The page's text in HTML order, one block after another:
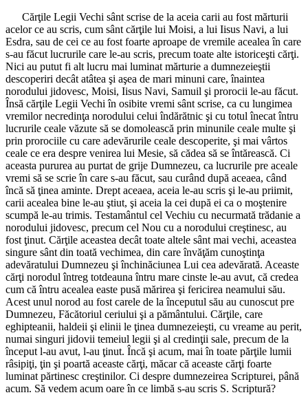
Cărţile Legii Vechi sânt scrise de la aceia carii au fost mărturii
acelor ce au scris, cum sânt cărţile lui Moisi, a lui Iisus Navi, a lui
Esdra, sau de cei ce au fost foarte aproape de vremile acealea în care
s-au făcut lucrurile care le-au scris, precum toate alte istoriceşti cărţi.
Nici au putut fi alt lucru mai luminat mărturie a dumnezeieştii
descoperiri decât atâtea şi aşea de mari minuni care, înaintea
norodului jidovesc, Moisi, Iisus Navi, Samuil şi prorocii le-au făcut.
Însă cărţile Legii Vechi în osibite vremi sânt scrise, ca cu lungimea
vremilor necredinţa norodului celui îndărătnic şi cu totul înecat întru
lucrurile ceale văzute să se domolească prin minunile ceale multe şi
prin prorociile cu care adevărurile ceale descoperite, şi mai vârtos
ceale ce era despre venirea lui Mesie, să cădea să se întărească. Ci
aceasta pururea au purtat de grije Dumnezeu, ca lucrurile pre aceale
vremi să se scrie în care s-au făcut, sau curând după aceaea, când
încă să ţinea aminte. Drept aceaea, aceia le-au scris şi le-au priimit,
carii acealea bine le-au ştiut, şi aceia la cei după ei ca o moştenire
scumpă le-au trimis. Testamântul cel Vechiu cu necurmată trădanie a
norodului jidovesc, precum cel Nou cu a norodului creştinesc, au
fost ţinut. Cărţile aceastea decât toate altele sânt mai vechi, aceastea
singure sânt din toată vechimea, din care învăţăm cunoştinţa
adevăratului Dumnezeu şi închinăciunea Lui cea adevărată. Aceaste
cărţi norodul întreg totdeauna întru mare cinste le-au avut, că credea
cum că întru acealea easte pusă mărirea şi fericirea neamului său.
Acest unul norod au fost carele de la începutul său au cunoscut pre
Dumnezeu, Făcătoriul ceriului şi a pământului. Cărţile, care
eghipteanii, haldeii şi elinii le ţinea dumnezeieşti, cu vreame au perit,
numai singuri jidovii temeiul legii şi al credinţii sale, precum de la
început l-au avut, l-au ţinut. Încă şi acum, mai în toate părţile lumii
râsipiţi, ţin şi poartă aceaste cărţi, măcar că aceaste cărţi foarte
luminat părtinesc creştinilor. Ci despre dumnezeirea Scripturei, până
acum. Să vedem acum oare în ce limbă s-au scris S. Scriptură?